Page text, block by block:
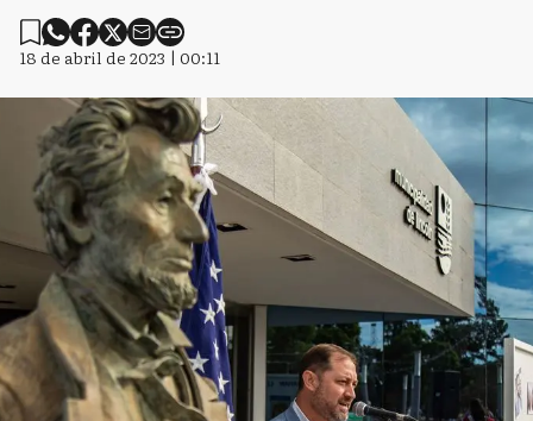
18 de abril de 2023 | 00:11